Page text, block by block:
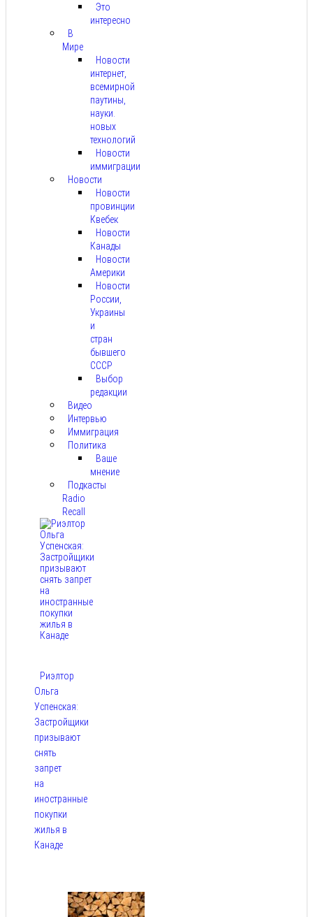
Это
интересно
В
Мире
Новости
интернет,
всемирной
паутины,
науки.
новых
технологий
Новости
иммиграции
Новости
Новости
провинции
Квебек
Новости
Канады
Новости
Америки
Новости
России,
Украины
и
стран
бывшего
СССР
Выбор
редакции
Видео
Интервью
Иммиграция
Политика
Ваше
мнение
Подкасты
Radio
Recall
Риэлтор
Ольга
Успенская:
Застройщики
призывают
снять
запрет
на
иностранные
покупки
жилья в
Канаде